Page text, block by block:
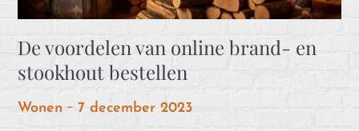
De voordelen van online brand- en
stookhout bestellen
Wonen
Posted
7 december 2023